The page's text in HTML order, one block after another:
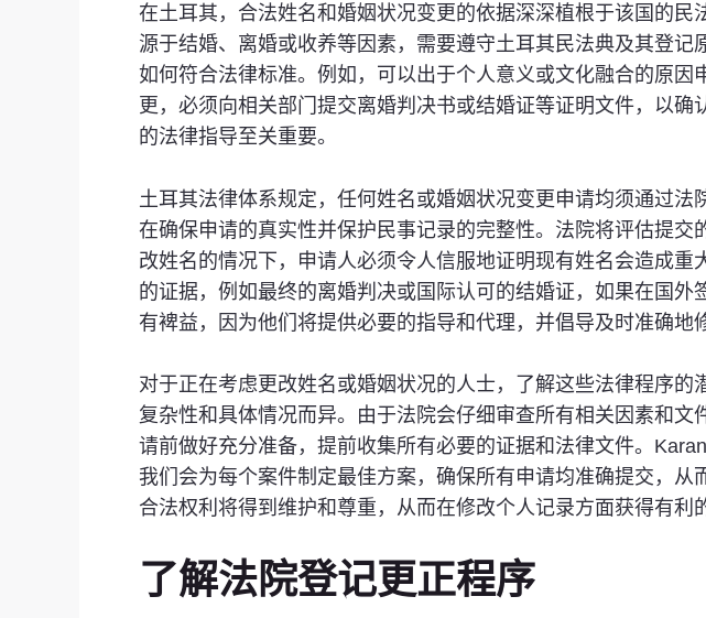
在土耳其，合法姓名和婚姻状况变更的依据深深植根于该国的
源于结婚、离婚或收养等因素，需要遵守土耳其民法典及其登
如何符合法律标准。例如，可以出于个人意义或文化融合的原
更，必须向相关部门提交离婚判决书或结婚证等证明文件，以
的法律指导至关重要。
土耳其法律体系规定，任何姓名或婚姻状况变更申请均须通过
在确保申请的真实性并保护民事记录的完整性。法院将评估提
改姓名的情况下，申请人必须令人信服地证明现有姓名会造成
的证据，例如最终的离婚判决或国际认可的结婚证，如果在国
有裨益，因为他们将提供必要的指导和代理，并倡导及时准确地
对于正在考虑更改姓名或婚姻状况的人士，了解这些法律程序
复杂性和具体情况而异。由于法院会仔细审查所有相关因素和
请前做好充分准备，提前收集所有必要的证据和法律文件。
我们会为每个案件制定最佳方案，确保所有申请均准确提交，
合法权利将得到维护和尊重，从而在修改个人记录方面获得有利
了解法院登记更正程序